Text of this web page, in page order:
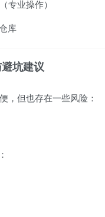
专业操作）
库
坑建议
，但也存在一些风险：